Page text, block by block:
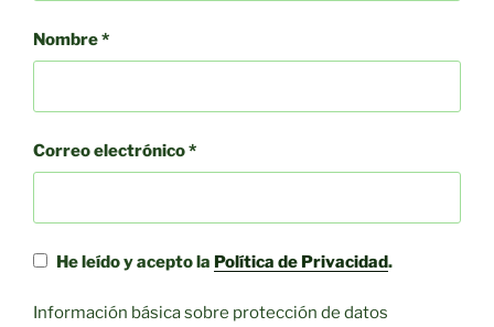
Nombre*
Correo electrónico*
He leído y acepto la Política de Privacidad.
Información básica sobre protección de datos